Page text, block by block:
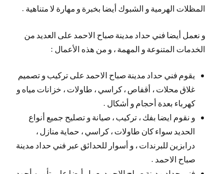
المظلات الهرمية و الشبوك أيضا بخبرة و مهارة لا متناهية .
و نعمل أيضا فني حداد مدينة صباح الاحمد على العديد من
الخدمات المتنوعة و المهمة ، و من هذه الأعمال :
يقوم فني حداد مدينة صباح الاحمد على تركيب و تصميم
غلاق محلات ، أقفاص ، كراسي ، طاولات ، خزانات مياه و
كهرباء بعدة أحجام و أشكال .
و نقوم ايضا بفك ، تركيب ، صيانة و تصليح جميع أنواع
الحديد سواء كان طاولات ، كراسي ، حماية منازل ،
درابزين للبرندات ، و أسوار للحدائق عبر فني حداد مدينة
صباح الاحمد .